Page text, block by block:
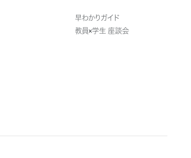
早わかりガイド
教員×学生 座談会